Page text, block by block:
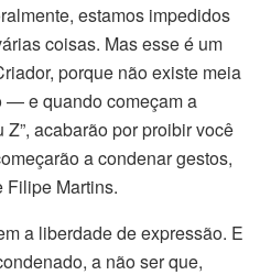
estamos impedidos
coisas. Mas esse é um
porque não existe meia
e quando começam a
Z”, acabarão por proibir você
a condenar gestos,
Filipe Martins.
a liberdade de expressão. E
a não ser que,